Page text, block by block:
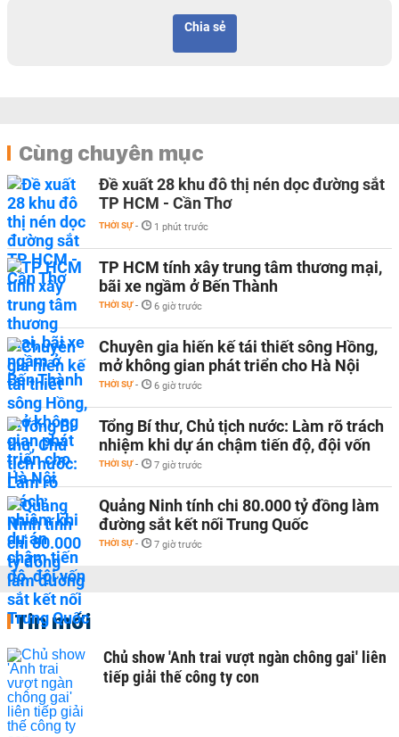
Chia sẻ
Cùng chuyên mục
Đề xuất 28 khu đô thị nén dọc đường sắt
TP HCM - Cần Thơ
THỜI SỰ - 1 phút trước
TP HCM tính xây trung tâm thương mại,
bãi xe ngầm ở Bến Thành
THỜI SỰ - 6 giờ trước
Chuyên gia hiến kế tái thiết sông Hồng,
mở không gian phát triển cho Hà Nội
THỜI SỰ - 6 giờ trước
Tổng Bí thư, Chủ tịch nước: Làm rõ trách
nhiệm khi dự án chậm tiến độ, đội vốn
THỜI SỰ - 7 giờ trước
Quảng Ninh tính chi 80.000 tỷ đồng làm
đường sắt kết nối Trung Quốc
THỜI SỰ - 7 giờ trước
Tin mới
Chủ show 'Anh trai vượt ngàn chông gai' liên
tiếp giải thế công ty con